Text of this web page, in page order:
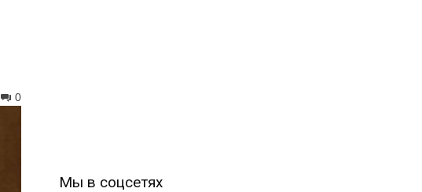
0
Мы в соцсетях